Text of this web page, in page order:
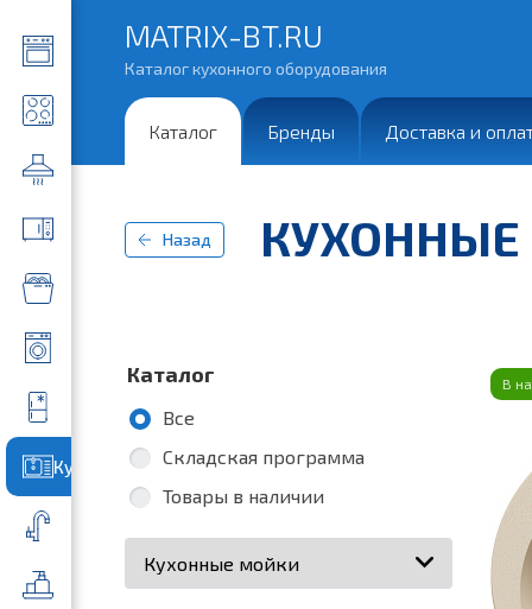
Кухонные мойки
MATRIX-BT.RU
Каталог кухонного оборудования
Каталог Бренды Доставка и
Назад
Каталог
Все
Складская программа
Товары в наличии
В